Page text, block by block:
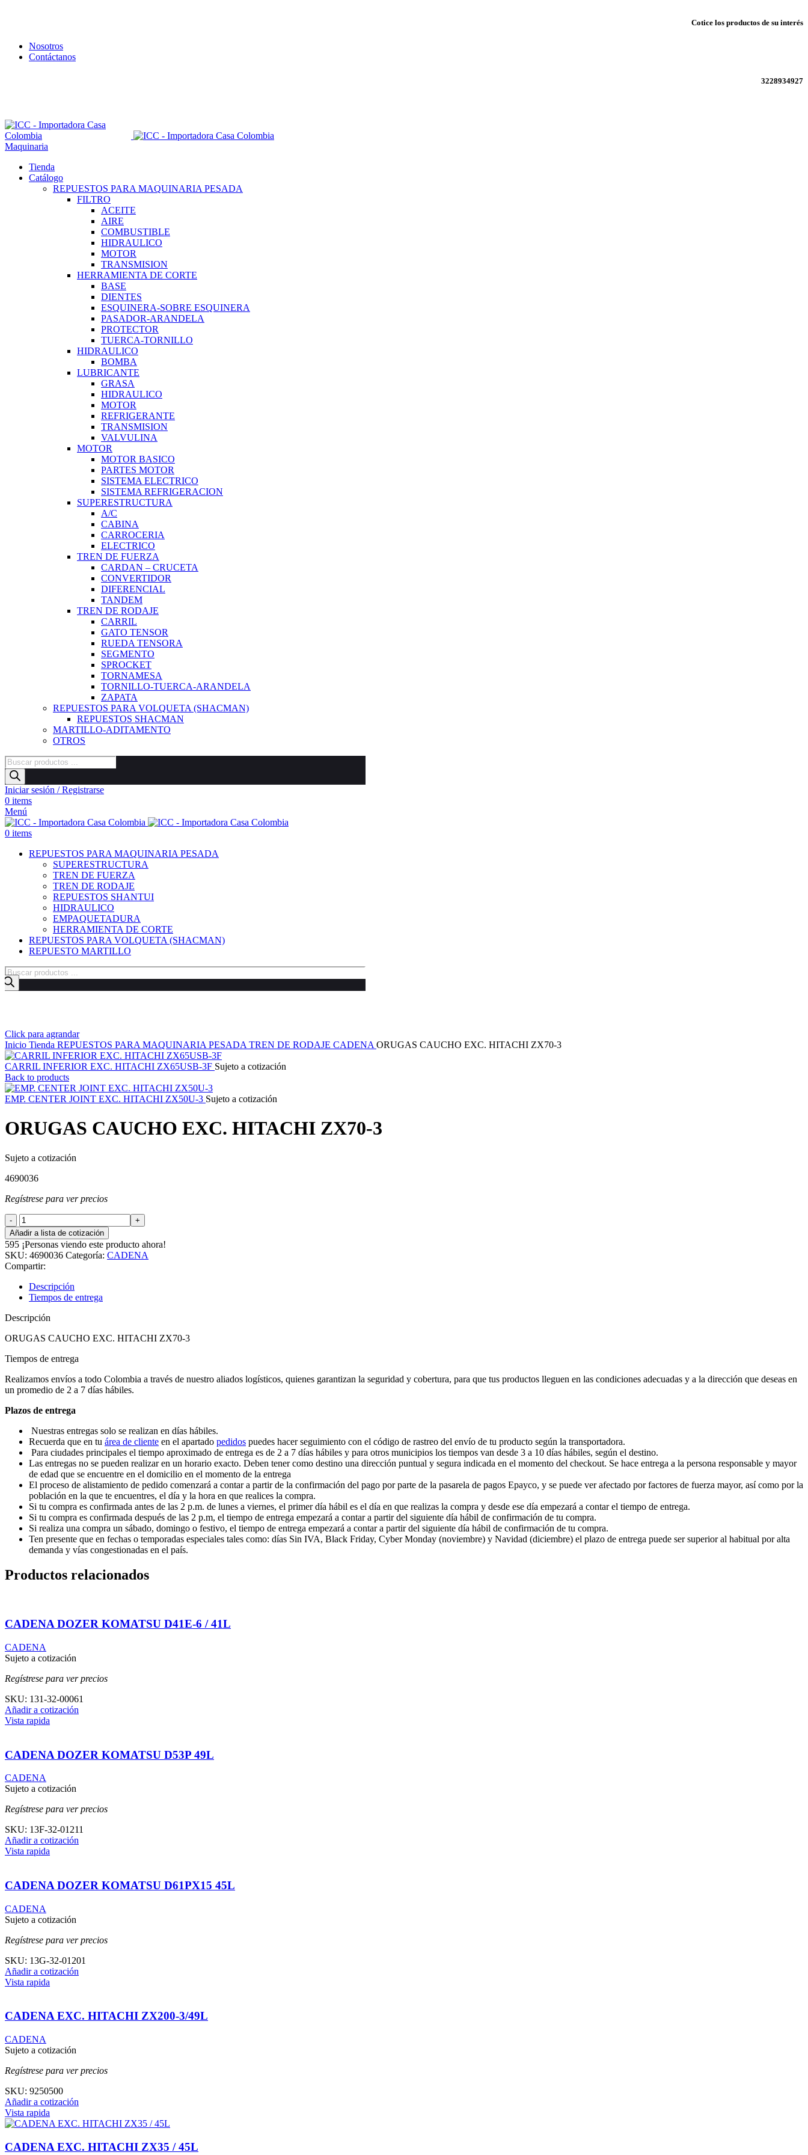
Cotice los productos de su interés
Nosotros
Contáctanos
3228934927
Maquinaria
Tienda
Catálogo
REPUESTOS PARA MAQUINARIA PESADA
FILTRO
ACEITE
AIRE
COMBUSTIBLE
HIDRAULICO
MOTOR
TRANSMISION
HERRAMIENTA DE CORTE
BASE
DIENTES
ESQUINERA-SOBRE ESQUINERA
PASADOR-ARANDELA
PROTECTOR
TUERCA-TORNILLO
HIDRAULICO
BOMBA
LUBRICANTE
GRASA
HIDRAULICO
MOTOR
REFRIGERANTE
TRANSMISION
VALVULINA
MOTOR
MOTOR BASICO
PARTES MOTOR
SISTEMA ELECTRICO
SISTEMA REFRIGERACION
SUPERESTRUCTURA
A/C
CABINA
CARROCERIA
ELECTRICO
TREN DE FUERZA
CARDAN – CRUCETA
CONVERTIDOR
DIFERENCIAL
TANDEM
TREN DE RODAJE
CARRIL
GATO TENSOR
RUEDA TENSORA
SEGMENTO
SPROCKET
TORNAMESA
TORNILLO-TUERCA-ARANDELA
ZAPATA
REPUESTOS PARA VOLQUETA (SHACMAN)
REPUESTOS SHACMAN
MARTILLO-ADITAMENTO
OTROS
Búsqueda
de
productos
Iniciar sesión / Registrarse
0 items
Menú
0 items
REPUESTOS PARA MAQUINARIA PESADA
SUPERESTRUCTURA
TREN DE FUERZA
TREN DE RODAJE
REPUESTOS SHANTUI
HIDRAULICO
EMPAQUETADURA
HERRAMIENTA DE CORTE
REPUESTOS PARA VOLQUETA (SHACMAN)
REPUESTO MARTILLO
Búsqueda
de
productos
Click para agrandar
Inicio Tienda REPUESTOS PARA MAQUINARIA PESADA TREN DE RODAJE CADENA ORUGAS CAUCHO EXC. HITACHI ZX70-3
CARRIL INFERIOR EXC. HITACHI ZX65USB-3F Sujeto a cotización
Back to products
EMP. CENTER JOINT EXC. HITACHI ZX50U-3 Sujeto a cotización
ORUGAS CAUCHO EXC. HITACHI ZX70-3
Sujeto a cotización
4690036
Regístrese para ver precios
ORUGAS
CAUCHO
EXC.
HITACHI
ZX70-
3
cantidad
Añadir a lista de cotización
595 ¡Personas viendo este producto ahora!
SKU: 4690036 Categoría: CADENA
Compartir:
Descripción
Tiempos de entrega
Descripción
ORUGAS CAUCHO EXC. HITACHI ZX70-3
Tiempos de entrega
Realizamos envíos a todo Colombia a través de nuestro aliados logísticos, quienes garantizan la seguridad y cobertura, para que tus productos lleguen en las condiciones adecuadas y a la dirección que deseas en
un promedio de 2 a 7 días hábiles.
Plazos de entrega
Nuestras entregas solo se realizan en días hábiles.
Recuerda que en tu área de cliente en el apartado pedidos puedes hacer seguimiento con el código de rastreo del envío de tu producto según la transportadora.
Para ciudades principales el tiempo aproximado de entrega es de 2 a 7 días hábiles y para otros municipios los tiempos van desde 3 a 10 días hábiles, según el destino.
Las entregas no se pueden realizar en un horario exacto. Deben tener como destino una dirección puntual y segura indicada en el momento del checkout. Se hace entrega a la persona responsable y mayor
de edad que se encuentre en el domicilio en el momento de la entrega
El proceso de alistamiento de pedido comenzará a contar a partir de la confirmación del pago por parte de la pasarela de pagos Epayco, y se puede ver afectado por factores de fuerza mayor, así como por la
población en la que te encuentres, el día y la hora en que realices la compra.
Si tu compra es confirmada antes de las 2 p.m. de lunes a viernes, el primer día hábil es el día en que realizas la compra y desde ese día empezará a contar el tiempo de entrega.
Si tu compra es confirmada después de las 2 p.m, el tiempo de entrega empezará a contar a partir del siguiente día hábil de confirmación de tu compra.
Si realiza una compra un sábado, domingo o festivo, el tiempo de entrega empezará a contar a partir del siguiente día hábil de confirmación de tu compra.
Ten presente que en fechas o temporadas especiales tales como: días Sin IVA, Black Friday, Cyber Monday (noviembre) y Navidad (diciembre) el plazo de entrega puede ser superior al habitual por alta
demanda y vías congestionadas en el país.
Productos relacionados
CADENA DOZER KOMATSU D41E-6 / 41L
CADENA
Sujeto a cotización
Regístrese para ver precios
SKU: 131-32-00061
Añadir a cotización
Vista rapida
CADENA DOZER KOMATSU D53P 49L
CADENA
Sujeto a cotización
Regístrese para ver precios
SKU: 13F-32-01211
Añadir a cotización
Vista rapida
CADENA DOZER KOMATSU D61PX15 45L
CADENA
Sujeto a cotización
Regístrese para ver precios
SKU: 13G-32-01201
Añadir a cotización
Vista rapida
CADENA EXC. HITACHI ZX200-3/49L
CADENA
Sujeto a cotización
Regístrese para ver precios
SKU: 9250500
Añadir a cotización
Vista rapida
CADENA EXC. HITACHI ZX35 / 45L